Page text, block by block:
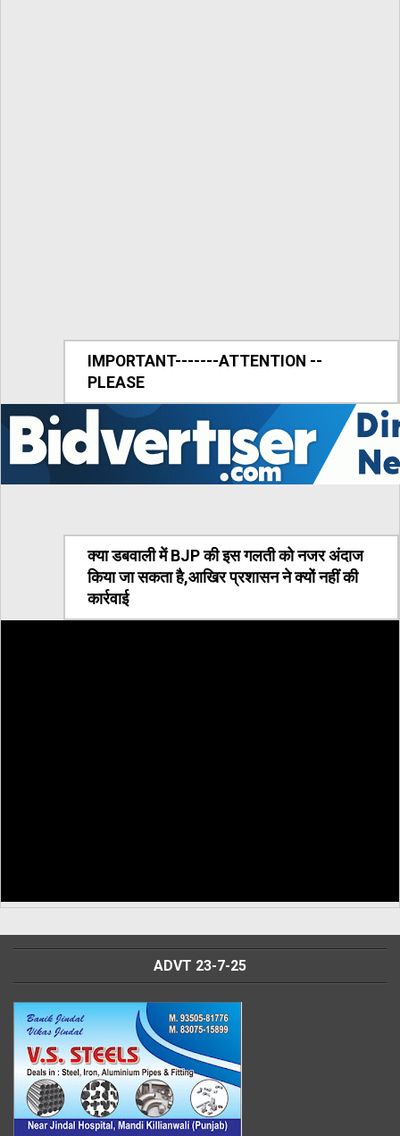
IMPORTANT-------ATTENTION --
PLEASE
क्या डबवाली में BJP की इस गलती को नजर अंदाज
किया जा सकता है,आखिर प्रशासन ने क्यों नहीं की
कार्रवाई
ADVT 23-7-25